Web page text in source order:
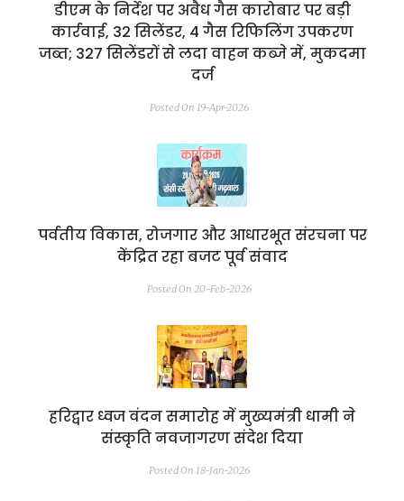
डीएम के निर्देश पर अवैध गैस कारोबार पर बड़ी
कार्रवाई, 32 सिलेंडर, 4 गैस रिफिलिंग उपकरण
जब्त; 327 सिलेंडरों से लदा वाहन कब्जे में, मुकदमा
दर्ज
Posted On 19-Apr-2026
पर्वतीय विकास, रोजगार और आधारभूत संरचना पर
केंद्रित रहा बजट पूर्व संवाद
Posted On 20-Feb-2026
हरिद्वार ध्वज वंदन समारोह में मुख्यमंत्री धामी ने
संस्कृति नवजागरण संदेश दिया
Posted On 18-Jan-2026